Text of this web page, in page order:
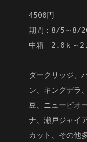
4500円
期間：8/5～8/
中箱 2.0ｋ～
ダークリッジ、
ン、キングデラ
豆、ニューピオ
ナ、瀬戸ジャイ
カット、その他